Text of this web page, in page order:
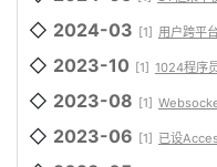
◇ 2024-03 [1] 用户跨平
◇ 2023-10 [1] 1024程序
◇ 2023-08 [1]
◇ 2023-06 [1] 已设